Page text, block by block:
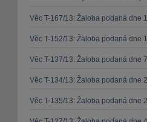
Věc T-167/13: Žaloba podaná dne
Věc T-152/13: Žaloba podaná dne
Věc T-137/13: Žaloba podaná dne
Věc T-134/13: Žaloba podaná dne
Věc T-135/13: Žaloba podaná dne
Nielsen